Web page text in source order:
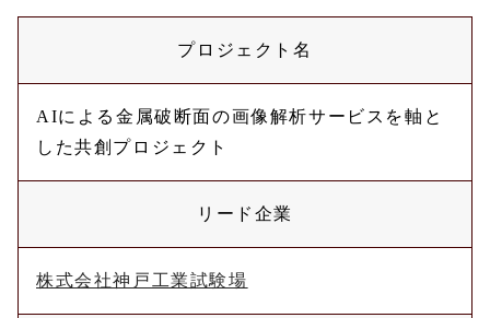
プロジェクト名
AIによる金属破断面の画像解析サービスを軸と
した共創プロジェクト
リード企業
株式会社神戸工業試験場